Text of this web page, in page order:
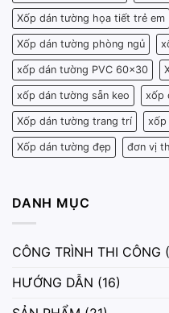
Xốp dán tường họa tiết trẻ em
Xốp dán tường phòng ngủ
xốp dán tường PVC 60x30
xốp dán tường sẵn keo xốp
Xốp dán tường trang trí xốp
Xốp dán tường đẹp đơn vị
DANH MỤC
CÔNG TRÌNH THI CÔNG
HƯỚNG DẪN (16)